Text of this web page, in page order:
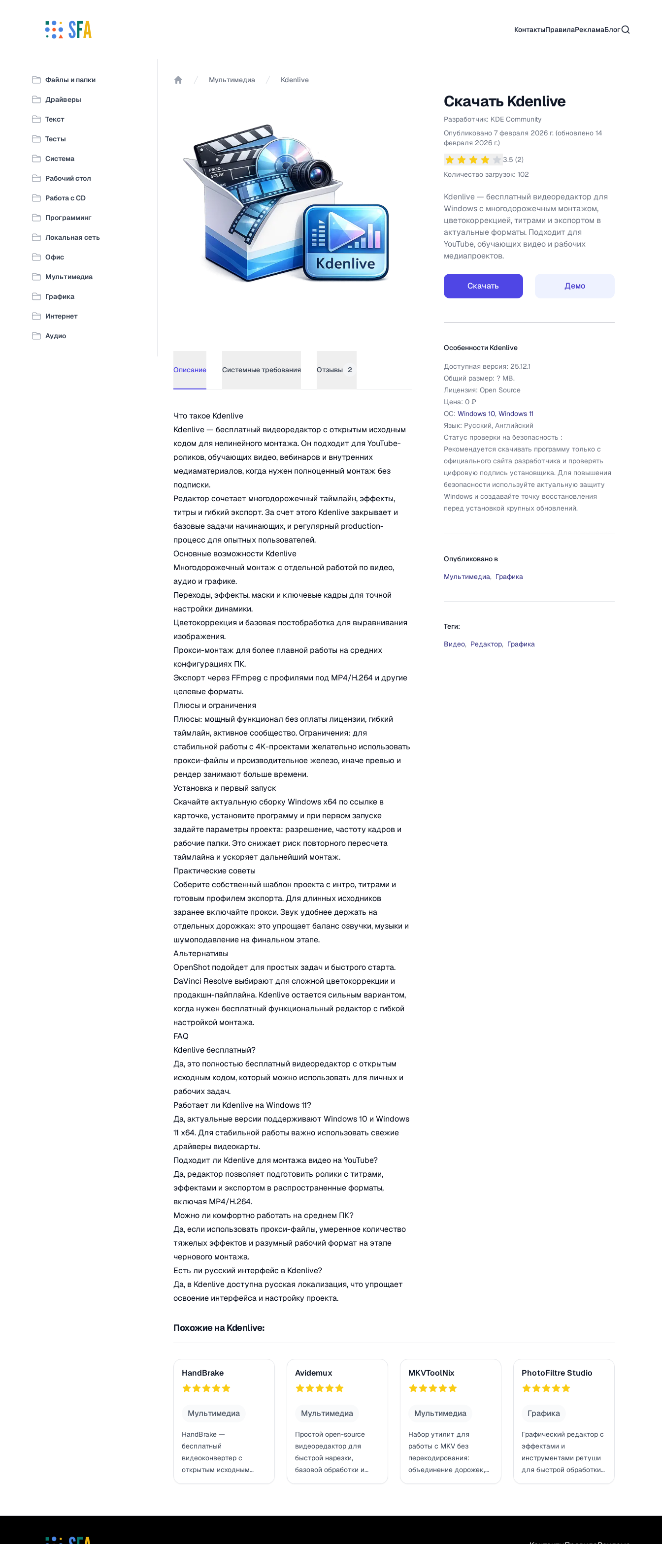
КонтактыПравилаРекламаБлогПоиск
Файлы и папки
Драйверы
Текст
Тесты
Система
Рабочий стол
Работа с CD
Программинг
Локальная сеть
Офис
Мультимедиа
Графика
Интернет
Аудио
Мультимедиа Kdenlive
Скачать Kdenlive
Разработчик: KDE Community
Информация о Kdenlive
Опубликовано 7 февраля 2026 г. (обновлено 14
февраля 2026 г.)
3.5 (2)
Средний рейтинг3.5из 5 звезд
Количество загрузок: 102
Kdenlive — бесплатный видеоредактор для
Windows с многодорожечным монтажом,
цветокоррекцией, титрами и экспортом в
актуальные форматы. Подходит для
YouTube, обучающих видео и рабочих
медиапроектов.
Скачать Демо
Особенности Kdenlive
Доступная версия: 25.12.1
Общий размер: ?MB.
Лицензия: Open Source
Цена: 0 ₽
ОС: Windows 10, Windows 11
Язык: Русский, Английский
Статус проверки на безопасность :
Рекомендуется скачивать программу только с
официального сайта разработчика и проверять
цифровую подпись установщика. Для повышения
безопасности используйте актуальную защиту
Windows и создавайте точку восстановления
перед установкой крупных обновлений.
Опубликовано в
Мультимедиа, Графика
Теги:
Видео, Редактор, Графика
Описание Системные требования Отзывы 2
Описание Kdenlive
Что такое Kdenlive
Kdenlive — бесплатный видеоредактор с открытым исходным
кодом для нелинейного монтажа. Он подходит для YouTube-
роликов, обучающих видео, вебинаров и внутренних
медиаматериалов, когда нужен полноценный монтаж без
подписки.
Редактор сочетает многодорожечный таймлайн, эффекты,
титры и гибкий экспорт. За счет этого Kdenlive закрывает и
базовые задачи начинающих, и регулярный production-
процесс для опытных пользователей.
Основные возможности Kdenlive
Многодорожечный монтаж с отдельной работой по видео,
аудио и графике.
Переходы, эффекты, маски и ключевые кадры для точной
настройки динамики.
Цветокоррекция и базовая постобработка для выравнивания
изображения.
Прокси-монтаж для более плавной работы на средних
конфигурациях ПК.
Экспорт через FFmpeg с профилями под MP4/H.264 и другие
целевые форматы.
Плюсы и ограничения
Плюсы: мощный функционал без оплаты лицензии, гибкий
таймлайн, активное сообщество. Ограничения: для
стабильной работы с 4K-проектами желательно использовать
прокси-файлы и производительное железо, иначе превью и
рендер занимают больше времени.
Установка и первый запуск
Скачайте актуальную сборку Windows x64 по ссылке в
карточке, установите программу и при первом запуске
задайте параметры проекта: разрешение, частоту кадров и
рабочие папки. Это снижает риск повторного пересчета
таймлайна и ускоряет дальнейший монтаж.
Практические советы
Соберите собственный шаблон проекта с интро, титрами и
готовым профилем экспорта. Для длинных исходников
заранее включайте прокси. Звук удобнее держать на
отдельных дорожках: это упрощает баланс озвучки, музыки и
шумоподавление на финальном этапе.
Альтернативы
OpenShot подойдет для простых задач и быстрого старта.
DaVinci Resolve выбирают для сложной цветокоррекции и
продакшн-пайплайна. Kdenlive остается сильным вариантом,
когда нужен бесплатный функциональный редактор с гибкой
настройкой монтажа.
FAQ
Kdenlive бесплатный?
Да, это полностью бесплатный видеоредактор с открытым
исходным кодом, который можно использовать для личных и
рабочих задач.
Работает ли Kdenlive на Windows 11?
Да, актуальные версии поддерживают Windows 10 и Windows
11 x64. Для стабильной работы важно использовать свежие
драйверы видеокарты.
Подходит ли Kdenlive для монтажа видео на YouTube?
Да, редактор позволяет подготовить ролики с титрами,
эффектами и экспортом в распространенные форматы,
включая MP4/H.264.
Можно ли комфортно работать на среднем ПК?
Да, если использовать прокси-файлы, умеренное количество
тяжелых эффектов и разумный рабочий формат на этапе
чернового монтажа.
Есть ли русский интерфейс в Kdenlive?
Да, в Kdenlive доступна русская локализация, что упрощает
освоение интерфейса и настройку проекта.
Похожие на Kdenlive:
HandBrake
HandBrake
Мультимедиа
HandBrake —
бесплатный
видеоконвертер с
открытым исходным
H.265, H.264, AV1 и
Avidemux
Avidemux
Мультимедиа
Простой open-source
видеоредактор для
быстрой нарезки,
базовой обработки и
MKVToolNix
MKVToolNix
Мультимедиа
Набор утилит для
работы с MKV без
перекодирования:
объединение дорожек,
PhotoFiltre Studio
PhotoFiltre Studio
Графика
Графический редактор с
эффектами и
инструментами ретуши
для быстрой обработки